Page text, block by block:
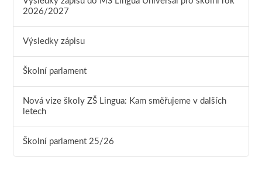
2026/2027
Výsledky zápisu
Školní parlament
Nová vize školy ZŠ Lingua: Kam směřujeme v dalších
letech
Školní parlament 25/26